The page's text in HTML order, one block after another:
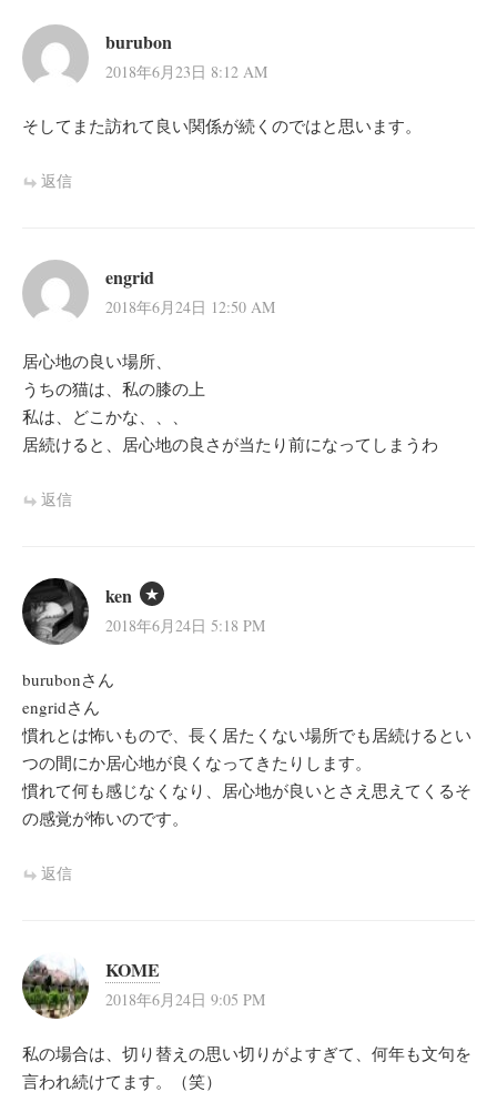
burubon
2018年6月23日 8:12 AM
そしてまた訪れて良い関係が続くのではと思います。
返信
engrid
2018年6月24日 12:50 AM
居心地の良い場所、
うちの猫は、私の膝の上
私は、どこかな、、、
居続けると、居心地の良さが当たり前になってしまうわ
返信
ken
2018年6月24日 5:18 PM
burubonさん
engridさん
慣れとは怖いもので、長く居たくない場所でも居続けるとい
つの間にか居心地が良くなってきたりします。
慣れて何も感じなくなり、居心地が良いとさえ思えてくるそ
の感覚が怖いのです。
返信
KOME
2018年6月24日 9:05 PM
私の場合は、切り替えの思い切りがよすぎて、何年も文句を
言われ続けてます。（笑）